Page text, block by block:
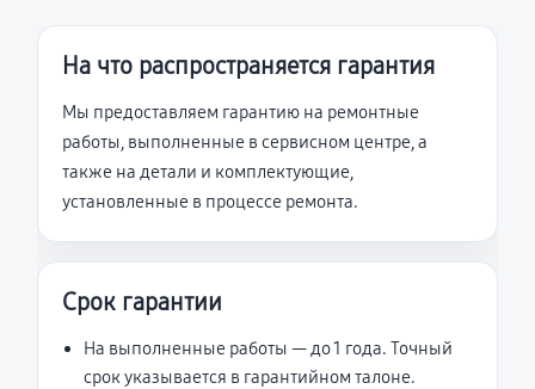
На что распространяется гарантия
Мы предоставляем гарантию на ремонтные
работы, выполненные в сервисном центре, а
также на детали и комплектующие,
установленные в процессе ремонта.
Срок гарантии
На выполненные работы — до 1 года. Точный
срок указывается в гарантийном талоне.